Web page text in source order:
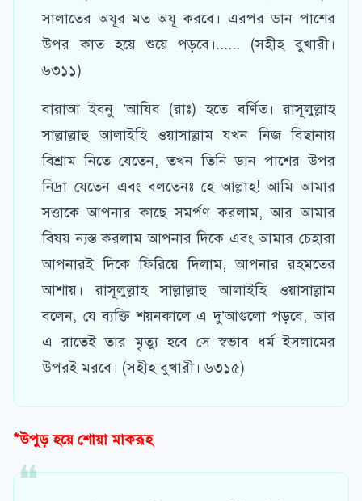
সালাতের অযূর মত অযূ করবে। এরপর ডান পাশের
উপর কাত হয়ে শুয়ে পড়বে।...... (সহীহ বুখারী।
৬৩১১)
বারাআ ইবনু ’আযিব (রাঃ) হতে বর্ণিত। রাসূলুল্লাহ
সাল্লাল্লাহু আলাইহি ওয়াসাল্লাম যখন নিজ বিছানায়
বিশ্রাম নিতে যেতেন, তখন তিনি ডান পাশের উপর
নিদ্রা যেতেন এবং বলতেনঃ হে আল্লাহ! আমি আমার
সত্তাকে আপনার কাছে সমর্পণ করলাম, আর আমার
বিষয় ন্যস্ত করলাম আপনার দিকে এবং আমার চেহারা
আপনারই দিকে ফিরিয়ে দিলাম, আপনার রহমতের
আশায়। রাসূলুল্লাহ সাল্লাল্লাহু আলাইহি ওয়াসাল্লাম
বলেন, যে ব্যক্তি শয়নকালে এ দু’আগুলো পড়বে, আর
এ রাতেই তার মৃত্যু হবে সে স্বভাব ধর্ম ইসলামের
উপরই মরবে। (সহীহ বুখারী। ৬৩১৫)
*উপুড় হয়ে শোয়া মাকরূহ